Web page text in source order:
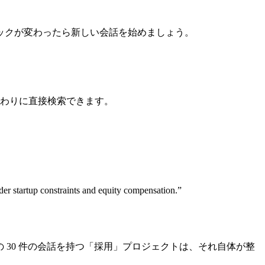
が変わったら新しい会話を始めましょう。
りに直接検索できます。
startup constraints and equity compensation.”
件の会話を持つ「採用」プロジェクトは、それ自体が整